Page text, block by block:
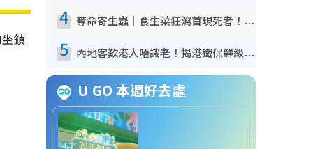
鎮
4 奪命寄生蟲｜食生菜狂瀉首現死者！疫潮惡化錄1.8萬宗病例 揭洗菜3大謬誤
5 內地客歎港人唔識老！揭港鐵保鮮級冷氣 港人求放過：咪投訴
U GO 本週好去處